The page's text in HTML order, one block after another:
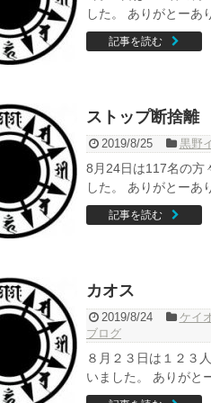
した。 ありがとーあ
記事を読む
ストップ断捨離
2019/8/25 黒野
8月24日は117名の方
した。 ありがとーあ
記事を読む
カオス
2019/8/24
ケイ
ブログ
８月２３日は１２３
いました。 ありがと